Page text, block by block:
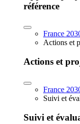
référence
France
Actions et
Actions et
France
Suivi et
Suivi et